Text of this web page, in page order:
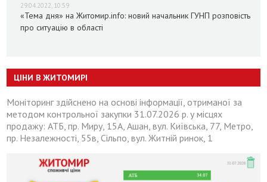
29.04.2022, 10:59
«Тема дня» на Житомир.info: новий начальник ГУНП розповість
про ситуацію в області
ЦІНИ В ЖИТОМИРІ
Моніторинг здійснено на основі інформації, отриманої за
методом контрольної закупки 31.07.2026 р. у місцях
продажу: АТБ, пр. Миру, 15А, Ашан, вул. Київська, 77, Метро,
пр. Незалежності, 55в, Сільпо, вул. Житній ринок, 1